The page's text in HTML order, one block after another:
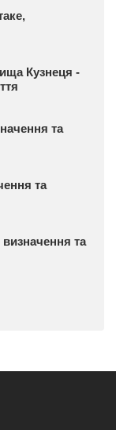
Кузнеця -
та
та
та